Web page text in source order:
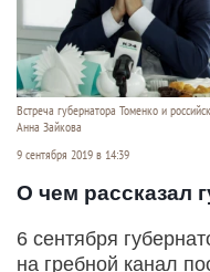
Встреча губернатора Томенко и
Анна Зайкова
9 сентября 2019 в 14:39
О чем рассказал
6 сентября
на гребной канал